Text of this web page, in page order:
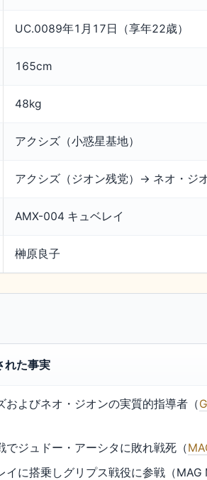
UC.0089年1月17日（享年22歳）
165cm
48kg
アクシズ（小惑星基地）
アクシズ（ジオン残党）→ ネオ・ジ
AMX-004 キュベレイ
榊原良子
れた事実
およびネオ・ジオンの実質的指導者（
でジュドー・アーシタに敗れ戦死（
イに搭乗しグリプス戦役に参戦（MAG